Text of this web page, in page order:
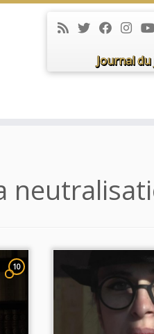
Journal
10